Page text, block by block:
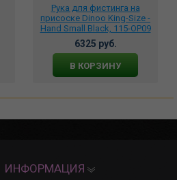
Рука для фистинга на
присоске Dinoo King-Size -
Hand Small Black, 115-OP09
6325 руб.
В КОРЗИНУ
ИНФОРМАЦИЯ